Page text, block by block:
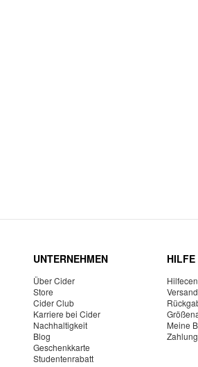
UNTERNEHMEN
Über Cider
Store
Cider Club
Karriere bei Cider
Nachhaltigkeit
Blog
Geschenkkarte
Studentenrabatt
HILFE
Meine